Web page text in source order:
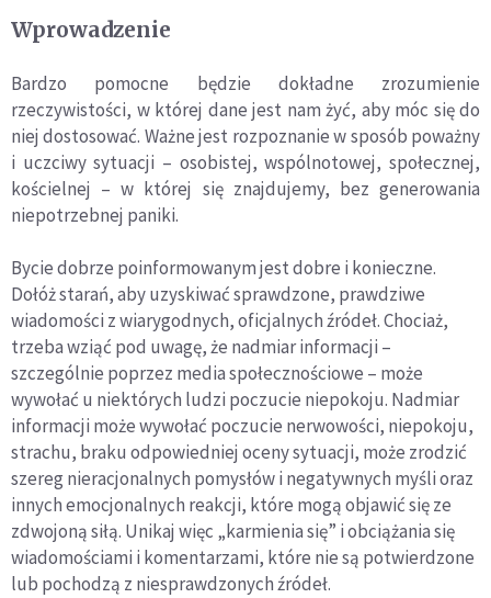
Wprowadzenie
Bardzo pomocne będzie dokładne zrozumienie
rzeczywistości, w której dane jest nam żyć, aby móc się do
niej dostosować. Ważne jest rozpoznanie w sposób poważny
i uczciwy sytuacji – osobistej, wspólnotowej, społecznej,
kościelnej – w której się znajdujemy, bez generowania
niepotrzebnej paniki.
Bycie dobrze poinformowanym jest dobre i konieczne.
Dołóż starań, aby uzyskiwać sprawdzone, prawdziwe
wiadomości z wiarygodnych, oficjalnych źródeł. Chociaż,
trzeba wziąć pod uwagę, że nadmiar informacji –
szczególnie poprzez media społecznościowe – może
wywołać u niektórych ludzi poczucie niepokoju. Nadmiar
informacji może wywołać poczucie nerwowości, niepokoju,
strachu, braku odpowiedniej oceny sytuacji, może zrodzić
szereg nieracjonalnych pomysłów i negatywnych myśli oraz
innych emocjonalnych reakcji, które mogą objawić się ze
zdwojoną siłą. Unikaj więc „karmienia się” i obciążania się
wiadomościami i komentarzami, które nie są potwierdzone
lub pochodzą z niesprawdzonych źródeł.